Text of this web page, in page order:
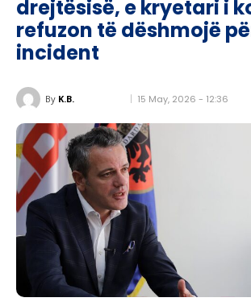
drejtësisë, e kryetari i
refuzon të dëshmojë
incident
By K.B. 15 May, 2026 - 12:36